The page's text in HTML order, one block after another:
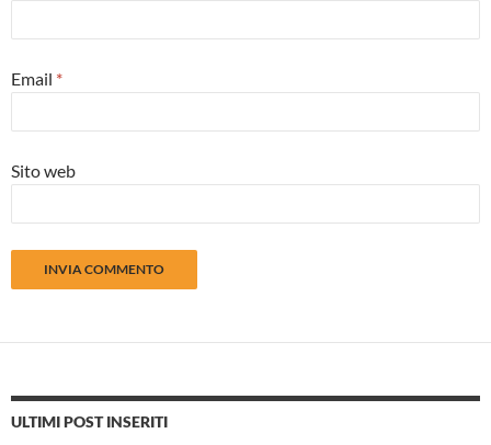
Email *
Sito web
ULTIMI POST INSERITI